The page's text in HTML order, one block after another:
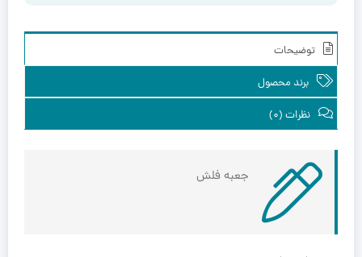
توضیحات
برند محصول
نظرات (0)
جعبه فلش